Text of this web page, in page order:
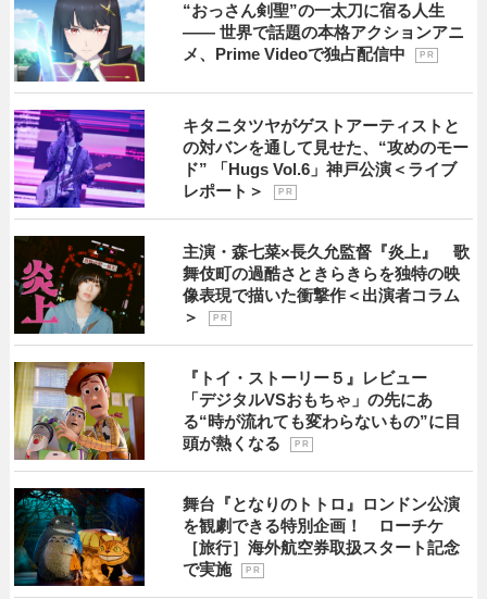
“おっさん剣聖”の一太刀に宿る人生
―― 世界で話題の本格アクションアニ
メ、Prime Videoで独占配信中
P R
キタニタツヤがゲストアーティストと
の対バンを通して見せた、“攻めのモー
ド” 「Hugs Vol.6」神戸公演＜ライブ
レポート＞
P R
主演・森七菜×長久允監督『炎上』 歌
舞伎町の過酷さときらきらを独特の映
像表現で描いた衝撃作＜出演者コラム
＞
P R
『トイ・ストーリー５』レビュー
「デジタルVSおもちゃ」の先にあ
る“時が流れても変わらないもの”に目
頭が熱くなる
P R
舞台『となりのトトロ』ロンドン公演
を観劇できる特別企画！ ローチケ
［旅行］海外航空券取扱スタート記念
で実施
P R